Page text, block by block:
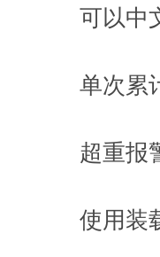
可以中文
单次累计
超重报
使用装载